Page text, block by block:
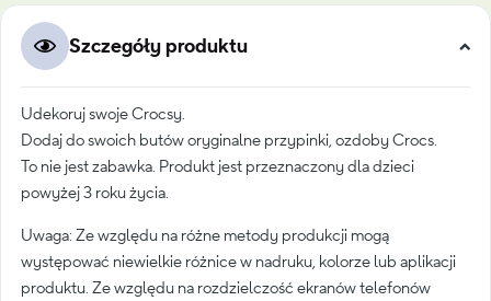
Szczegóły produktu
Udekoruj swoje Crocsy.
Dodaj do swoich butów oryginalne przypinki, ozdoby Crocs.
To nie jest zabawka. Produkt jest przeznaczony dla dzieci
powyżej 3 roku życia.
Uwaga: Ze względu na różne metody produkcji mogą
występować niewielkie różnice w nadruku, kolorze lub aplikacji
produktu. Ze względu na rozdzielczość ekranów telefonów